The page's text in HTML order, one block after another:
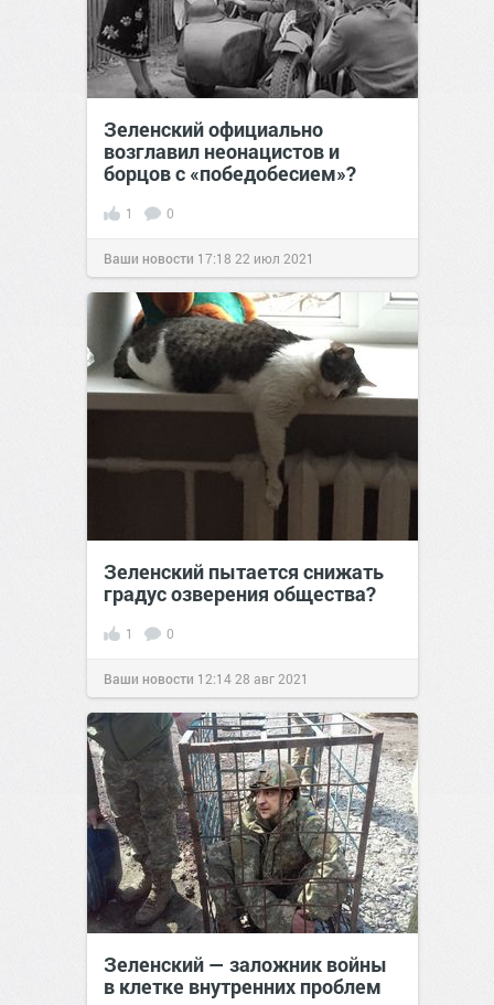
Зеленский официально
возглавил неонацистов и
борцов с «победобесием»?
1 0
Ваши новости 17:18 22 июл 2021
Зеленский пытается снижать
градус озверения общества?
1 0
Ваши новости 12:1428 авг 2021
Зеленский — заложник войны
в клетке внутренних проблем